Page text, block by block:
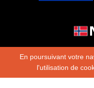
En poursuivant votre
l'utilisation de